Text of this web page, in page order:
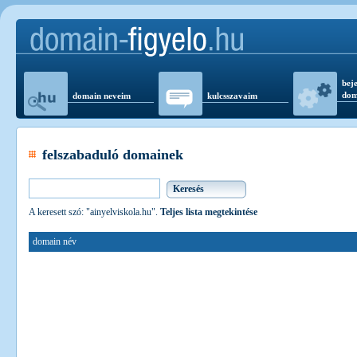
domain neveim kulcsszavaim
felszabaduló domainek
A keresett szó: "ainyelviskola.hu". Teljes lista megtekintése
domain név